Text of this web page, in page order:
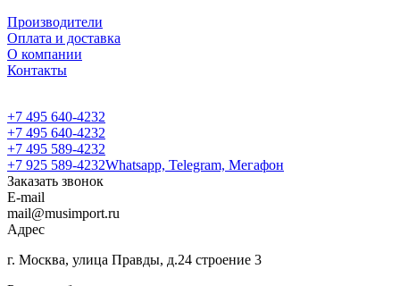
Производители
Оплата и доставка
О компании
Контакты
+7 495 640-4232
+7 495 640-4232
+7 495 589-4232
+7 925 589-4232Whatsapp, Telegram, Мегафон
Заказать звонок
E-mail
mail@musimport.ru
Адрес
г. Москва, улица Правды, д.24 строение 3